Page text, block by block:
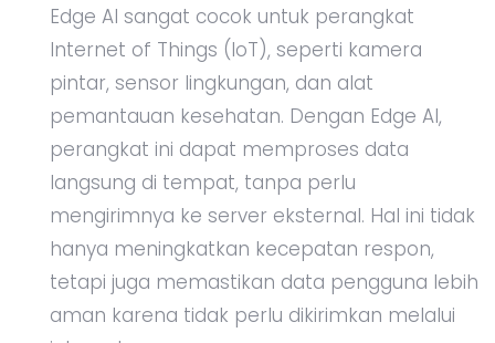
Edge AI sangat cocok untuk perangkat
Internet of Things (IoT), seperti kamera
pintar, sensor lingkungan, dan alat
pemantauan kesehatan. Dengan Edge AI,
perangkat ini dapat memproses data
langsung di tempat, tanpa perlu
mengirimnya ke server eksternal. Hal ini tidak
hanya meningkatkan kecepatan respon,
tetapi juga memastikan data pengguna lebih
aman karena tidak perlu dikirimkan melalui